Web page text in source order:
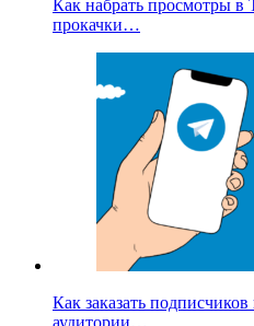
Как набрать просмотры в
прокачки…
Как заказать
аудитории…